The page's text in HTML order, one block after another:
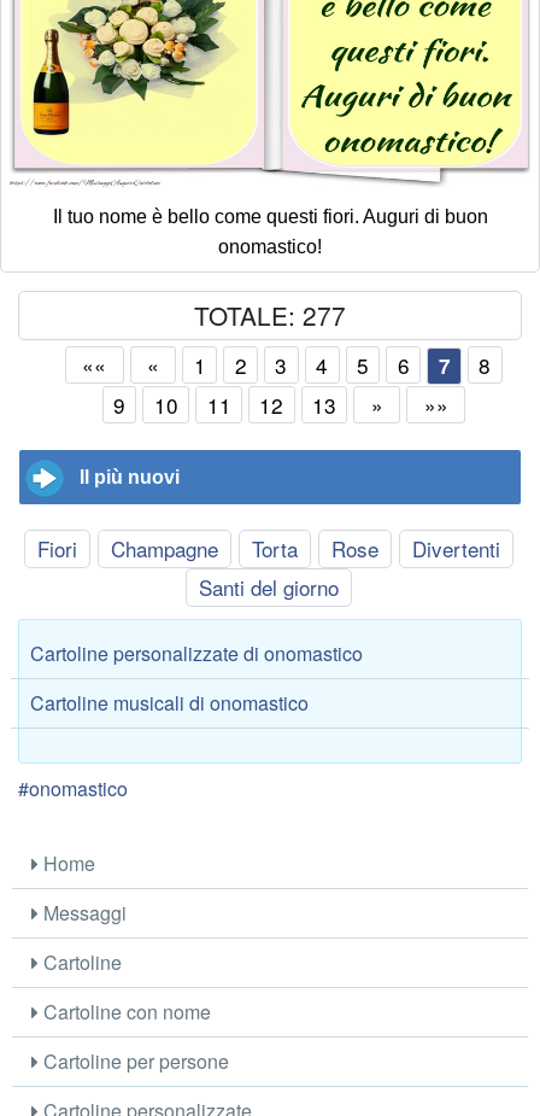
Il tuo nome è bello come questi fiori. Auguri di buon
onomastico!
TOTALE: 277
«« « 1 2 3 4 5 6 7
8
9
10 11 12 13 » »»
Il più nuovi
Fiori Champagne Torta Rose
Divertenti
Santi del giorno
Cartoline personalizzate di onomastico
Cartoline musicali di onomastico
#onomastico
Home
Messaggi
Cartoline
Cartoline con nome
Cartoline per persone